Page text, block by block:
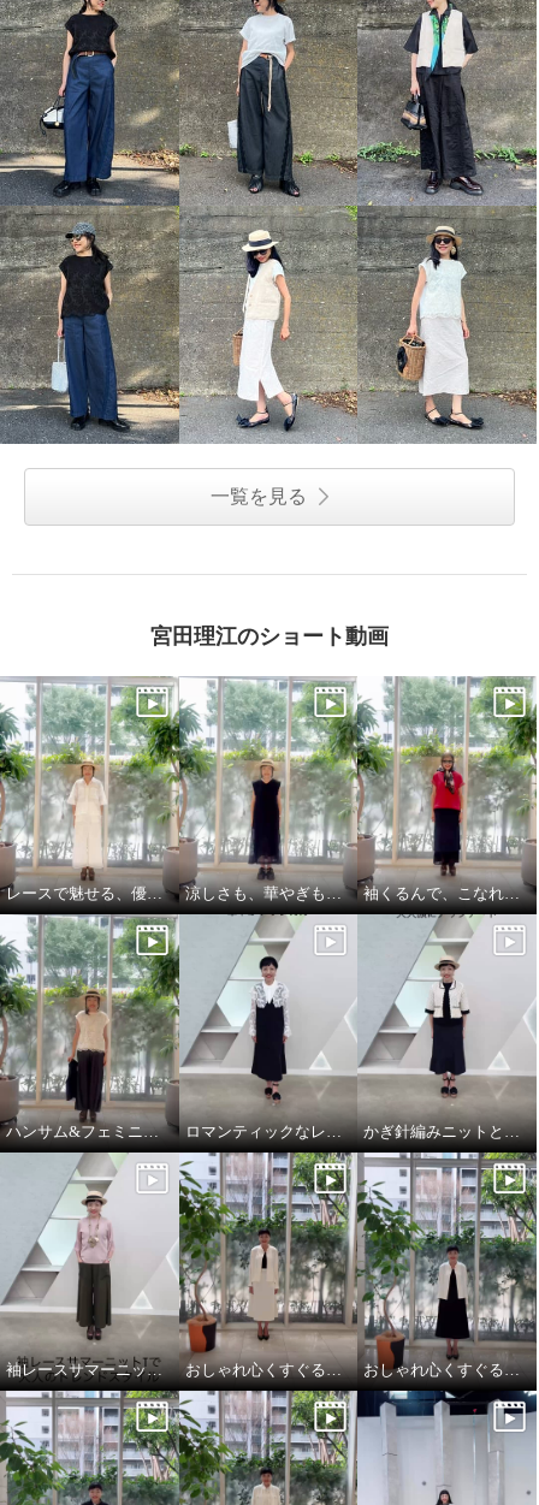
一覧を見る
宮田理江のショート動画
レースで魅せる、優雅でリッチな大人セットアップ 涼しさも、華やぎも、着映えも叶える 袖くるんで、こなれ見え 縦長レイヤード
ハンサム&フェミニンな大人スタイル ロマンティックなレースを主役に華やかクラシカル かぎ針編みニットとデニムを大人仕様にアップデート
袖レースサマーニットTとエレガントカーゴで大人のトレンドスタイル おしゃれ心くすぐるオケージョンスタイル おしゃれ心くすぐるオケージョンスタイル